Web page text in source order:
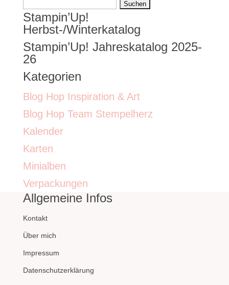
nach:
Stampin’Up!
Herbst-/Winterkatalog
Stampin’Up! Jahreskatalog 2025-
26
Kategorien
Blog Hop Inspiration & Art
Blog Hop Team Stempelherz
Kalender
Karten
Minialben
Verpackungen
Allgemeine Infos
Kontakt
Über mich
Impressum
Datenschutzerklärung